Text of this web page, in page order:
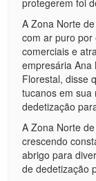
A Zona Norte
com ar puro
comerciais e
empresária Ana
Florestal, disse
tucanos em sua
dedetização
A Zona Norte
crescendo
abrigo para
de dedetização